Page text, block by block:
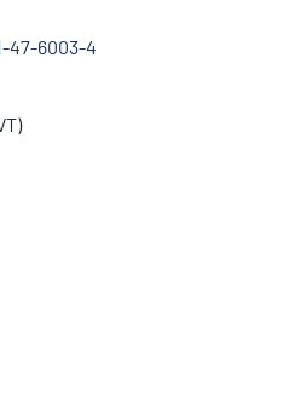
47-6003-4